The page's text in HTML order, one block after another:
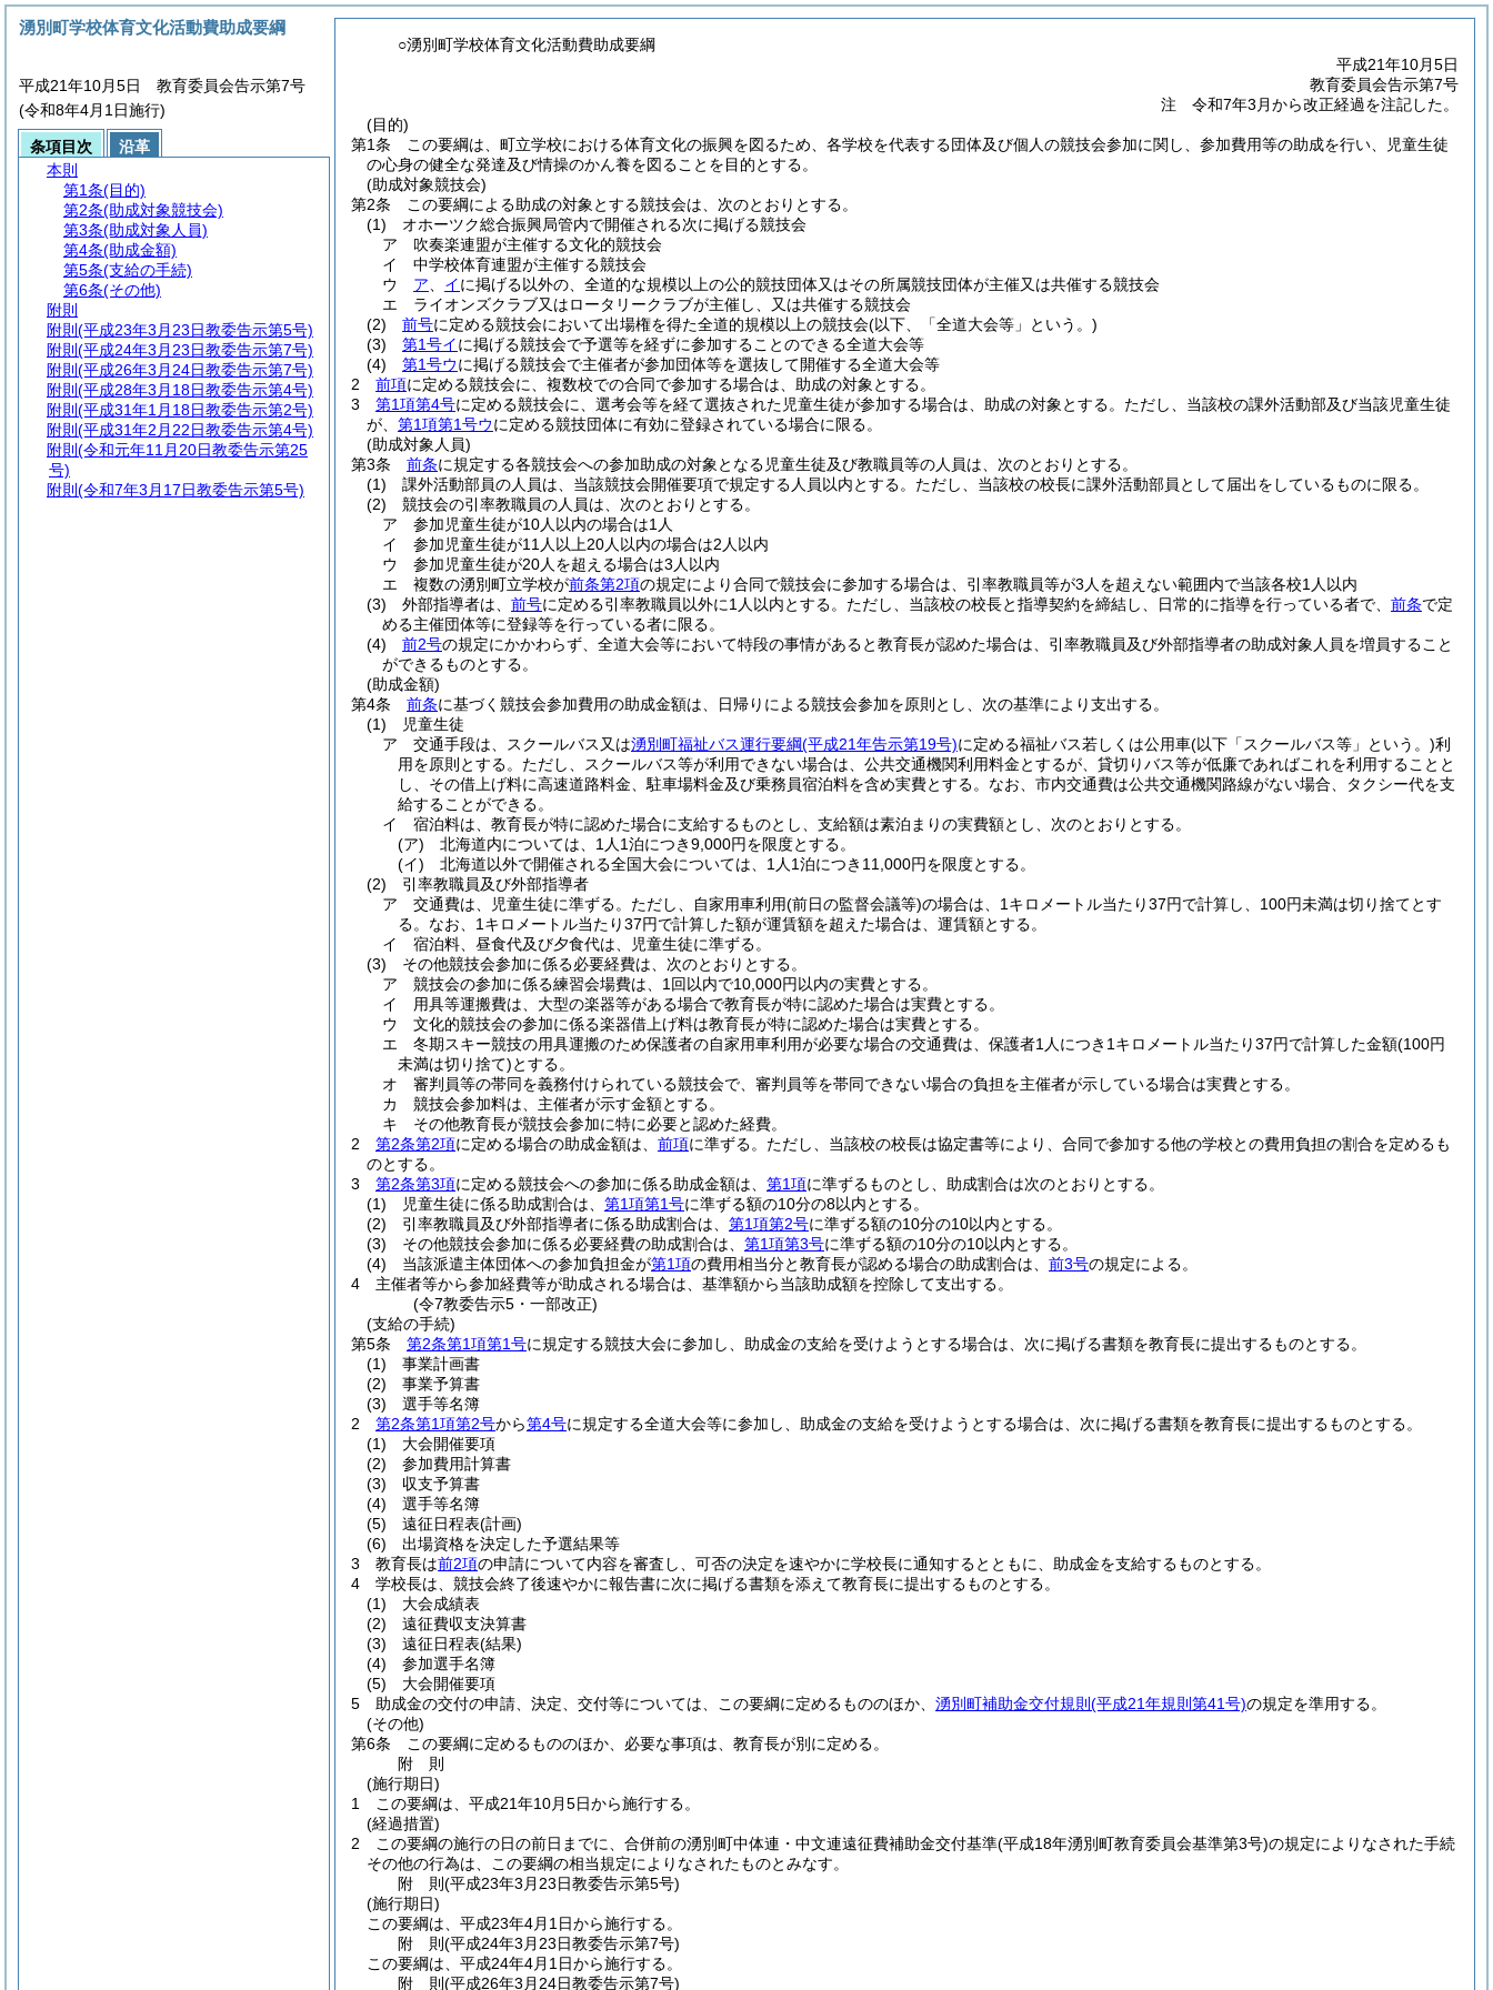
○湧別町学校体育文化活動費助成要綱
平成21年10月5日
教育委員会告示第7号
注 令和7年3月から改正経過を注記した。
(目的)
第1条
この要綱は、町立学校における体育文化の振興を図るため、各学校を代表する団体及び個人の競技会参加に関し、参加費用等の助成を行い、児童生徒
の心身の健全な発達及び情操のかん養を図ることを目的とする。
(助成対象競技会)
第2条
この要綱による助成の対象とする競技会は、次のとおりとする。
(1)
オホーツク総合振興局管内で開催される次に掲げる競技会
ア
吹奏楽連盟が主催する文化的競技会
イ
中学校体育連盟が主催する競技会
ウ
ア イに掲げる以外の、全道的な規模以上の公的競技団体又はその所属競技団体が主催又は共催する競技会
エ
ライオンズクラブ又はロータリークラブが主催し、又は共催する競技会
(2)
前号に定める競技会において出場権を得た全道的規模以上の競技会(以下、「全道大会等」という。)
(3)
第1号イに掲げる競技会で予選等を経ずに参加することのできる全道大会等
(4)
第1号ウに掲げる競技会で主催者が参加団体等を選抜して開催する全道大会等
2
前項に定める競技会に、複数校での合同で参加する場合は、助成の対象とする。
3
第1項第4号に定める競技会に、選考会等を経て選抜された児童生徒が参加する場合は、助成の対象とする。 ただし、当該校の課外活動部及び当該児童生徒
が、 第1項第1号ウに定める競技団体に有効に登録されている場合に限る。
(助成対象人員)
第3条
前条に規定する各競技会への参加助成の対象となる児童生徒及び教職員等の人員は、次のとおりとする。
(1)
課外活動部員の人員は、当該競技会開催要項で規定する人員以内とする。 ただし、当該校の校長に課外活動部員として届出をしているものに限る。
(2)
競技会の引率教職員の人員は、次のとおりとする。
ア
参加児童生徒が10人以内の場合は1人
イ
参加児童生徒が11人以上20人以内の場合は2人以内
ウ
参加児童生徒が20人を超える場合は3人以内
エ
複数の湧別町立学校が前条第2項の規定により合同で競技会に参加する場合は、引率教職員等が3人を超えない範囲内で当該各校1人以内
(3)
外部指導者は、 前号に定める引率教職員以外に1人以内とする。 ただし、当該校の校長と指導契約を締結し、日常的に指導を行っている者で、 前条で定
める主催団体等に登録等を行っている者に限る。
(4)
前2号の規定にかかわらず、全道大会等において特段の事情があると教育長が認めた場合は、引率教職員及び外部指導者の助成対象人員を増員すること
ができるものとする。
(助成金額)
第4条
前条に基づく競技会参加費用の助成金額は、日帰りによる競技会参加を原則とし、次の基準により支出する。
(1)
児童生徒
ア
交通手段は、スクールバス又は湧別町福祉バス運行要綱(平成21年告示第19号)に定める福祉バス若しくは公用車(以下「スクールバス等」という。)利
用を原則とする。 ただし、スクールバス等が利用できない場合は、公共交通機関利用料金とするが、貸切りバス等が低廉であればこれを利用することと
し、その借上げ料に高速道路料金、駐車場料金及び乗務員宿泊料を含め実費とする。 なお、市内交通費は公共交通機関路線がない場合、タクシー代を支
給することができる。
イ
宿泊料は、教育長が特に認めた場合に支給するものとし、支給額は素泊まりの実費額とし、次のとおりとする。
(ア)
北海道内については、1人1泊につき9,000円を限度とする。
(イ)
北海道以外で開催される全国大会については、1人1泊につき11,000円を限度とする。
(2)
引率教職員及び外部指導者
ア
交通費は、児童生徒に準ずる。 ただし、自家用車利用(前日の監督会議等)の場合は、1キロメートル当たり37円で計算し、100円未満は切り捨てとす
る。 なお、1キロメートル当たり37円で計算した額が運賃額を超えた場合は、運賃額とする。
イ
宿泊料、昼食代及び夕食代は、児童生徒に準ずる。
(3)
その他競技会参加に係る必要経費は、次のとおりとする。
ア
競技会の参加に係る練習会場費は、1回以内で10,000円以内の実費とする。
イ
用具等運搬費は、大型の楽器等がある場合で教育長が特に認めた場合は実費とする。
ウ
文化的競技会の参加に係る楽器借上げ料は教育長が特に認めた場合は実費とする。
エ
冬期スキー競技の用具運搬のため保護者の自家用車利用が必要な場合の交通費は、保護者1人につき1キロメートル当たり37円で計算した金額(100円
未満は切り捨て)とする。
オ
審判員等の帯同を義務付けられている競技会で、審判員等を帯同できない場合の負担を主催者が示している場合は実費とする。
カ
競技会参加料は、主催者が示す金額とする。
キ
その他教育長が競技会参加に特に必要と認めた経費。
2
第2条第2項に定める場合の助成金額は、 前項に準ずる。 ただし、当該校の校長は協定書等により、合同で参加する他の学校との費用負担の割合を定めるも
のとする。
3
第2条第3項に定める競技会への参加に係る助成金額は、 第1項に準ずるものとし、助成割合は次のとおりとする。
(1)
児童生徒に係る助成割合は、 第1項第1号に準ずる額の10分の8以内とする。
(2)
引率教職員及び外部指導者に係る助成割合は、 第1項第2号に準ずる額の10分の10以内とする。
(3)
その他競技会参加に係る必要経費の助成割合は、 第1項第3号に準ずる額の10分の10以内とする。
(4)
当該派遣主体団体への参加負担金が第1項の費用相当分と教育長が認める場合の助成割合は、 前3号の規定による。
4
主催者等から参加経費等が助成される場合は、基準額から当該助成額を控除して支出する。
(令7教委告示5・一部改正)
(支給の手続)
第5条
第2条第1項第1号に規定する競技大会に参加し、助成金の支給を受けようとする場合は、次に掲げる書類を教育長に提出するものとする。
(1)
事業計画書
(2)
事業予算書
(3)
選手等名簿
2
第2条第1項第2号から第4号に規定する全道大会等に参加し、助成金の支給を受けようとする場合は、次に掲げる書類を教育長に提出するものとする。
(1)
大会開催要項
(2)
参加費用計算書
(3)
収支予算書
(4)
選手等名簿
(5)
遠征日程表(計画)
(6)
出場資格を決定した予選結果等
3
教育長は前2項の申請について内容を審査し、可否の決定を速やかに学校長に通知するとともに、助成金を支給するものとする。
4
学校長は、競技会終了後速やかに報告書に次に掲げる書類を添えて教育長に提出するものとする。
(1)
大会成績表
(2)
遠征費収支決算書
(3)
遠征日程表(結果)
(4)
参加選手名簿
(5)
大会開催要項
5
助成金の交付の申請、決定、交付等については、この要綱に定めるもののほか、 湧別町補助金交付規則 (平成21年規則第41号)の規定を準用する。
(その他)
第6条
この要綱に定めるもののほか、必要な事項は、教育長が別に定める。
附 則
(施行期日)
1
この要綱は、平成21年10月5日から施行する。
(経過措置)
2
この要綱の施行の日の前日までに、合併前の湧別町中体連・中文連遠征費補助金交付基準(平成18年湧別町教育委員会基準第3号)の規定によりなされた手続
その他の行為は、この要綱の相当規定によりなされたものとみなす。
附 則(平成23年3月23日教委告示第5号)
(施行期日)
この要綱は、平成23年4月1日から施行する。
附 則(平成24年3月23日教委告示第7号)
この要綱は、平成24年4月1日から施行する。
附 則(平成26年3月24日教委告示第7号)
湧別町学校体育文化活動費助成要綱
平成21年10月5日 教育委員会告示第7号
(令和8年4月1日施行)
条項目次
沿革
本則
第1条(目的)
第2条(助成対象競技会)
第3条(助成対象人員)
第4条(助成金額)
第5条(支給の手続)
第6条(その他)
附則
附則 (平成23年3月23日教委告示第5号)
附則 (平成24年3月23日教委告示第7号)
附則 (平成26年3月24日教委告示第7号)
附則 (平成28年3月18日教委告示第4号)
附則 (平成31年1月18日教委告示第2号)
附則 (平成31年2月22日教委告示第4号)
附則 (令和元年11月20日教委告示第25
号)
附則 (令和7年3月17日教委告示第5号)